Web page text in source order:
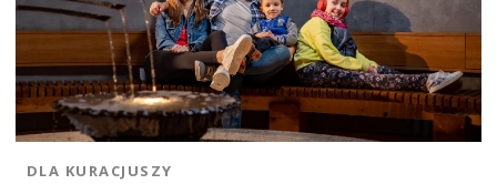
DLA KURACJUSZY